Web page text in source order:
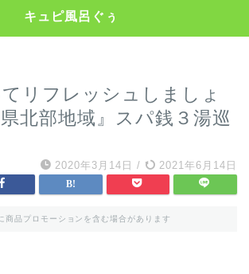
キュピ風呂ぐぅ
リフレッシュしましょ
北部地域』スパ銭３湯巡
2020年3月14日 / 2021年6月14日
商品プロモーションを含む場合があります